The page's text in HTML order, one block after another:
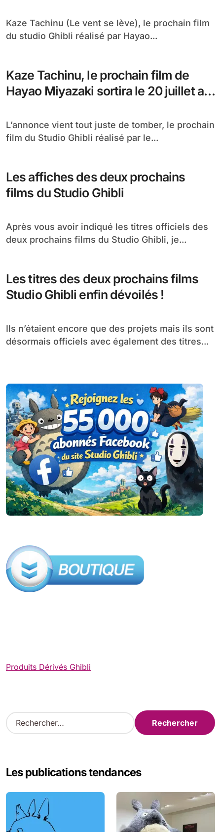
Kaze Tachinu (Le vent se lève), le prochain film
du studio Ghibli réalisé par Hayao...
Kaze Tachinu, le prochain film de
Hayao Miyazaki sortira le 20 juillet au
L’annonce vient tout juste de tomber, le prochain
film du Studio Ghibli réalisé par le...
Les affiches des deux prochains
films du Studio Ghibli
Après vous avoir indiqué les titres officiels des
deux prochains films du Studio Ghibli, je...
Les titres des deux prochains films
Studio Ghibli enfin dévoilés !
Ils n’étaient encore que des projets mais ils sont
désormais officiels avec également des titres...
Produits Dérivés Ghibli
R
e
r
h
Les publications tendances